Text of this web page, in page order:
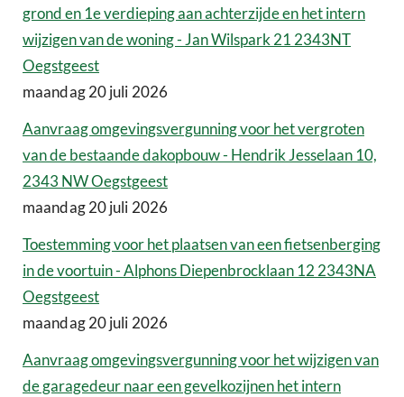
grond en 1e verdieping aan achterzijde en het intern
wijzigen van de woning - Jan Wilspark 21 2343NT
Oegstgeest
maandag 20 juli 2026
Aanvraag omgevingsvergunning voor het vergroten
van de bestaande dakopbouw - Hendrik Jesselaan 10,
2343 NW Oegstgeest
maandag 20 juli 2026
Toestemming voor het plaatsen van een fietsenberging
in de voortuin - Alphons Diepenbrocklaan 12 2343NA
Oegstgeest
maandag 20 juli 2026
Aanvraag omgevingsvergunning voor het wijzigen van
de garagedeur naar een gevelkozijnen het intern